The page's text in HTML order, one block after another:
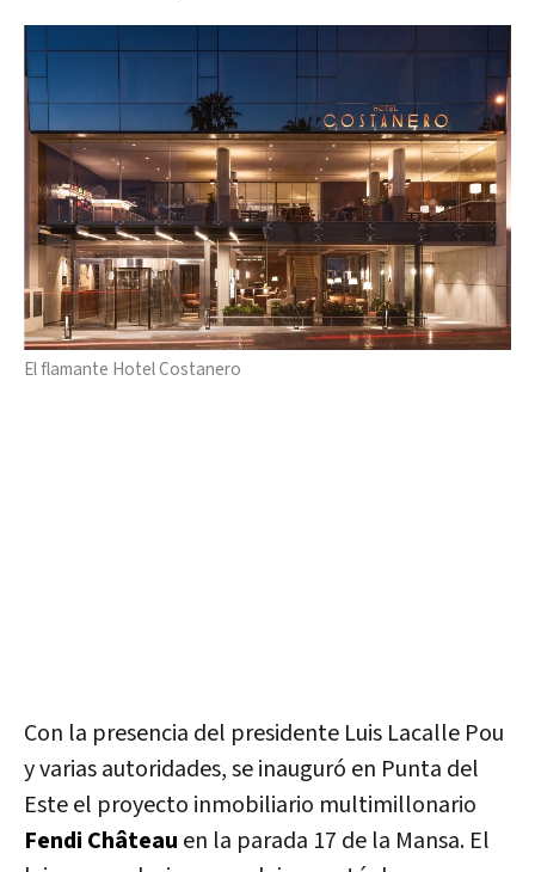
El flamante Hotel Costanero
Con la presencia del presidente Luis Lacalle Pou
y varias autoridades, se inauguró en Punta del
Este el proyecto inmobiliario multimillonario
Fendi Château en la parada 17 de la Mansa. El